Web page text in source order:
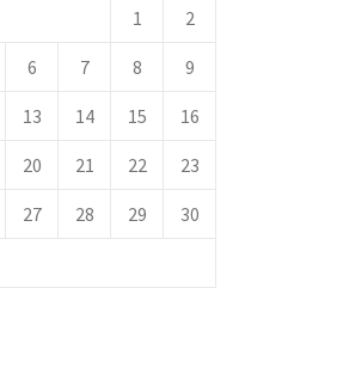
1
2
6 7 8 9
13 14 15 16
20 21 22 23
27 28 29 30